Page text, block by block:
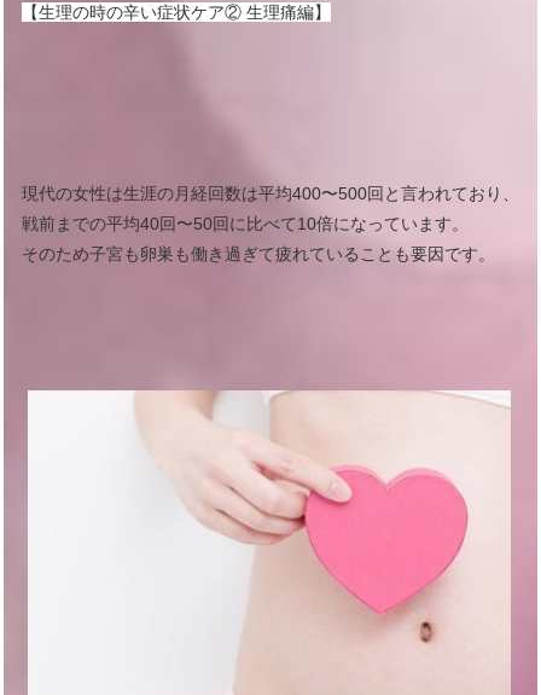
【生理の時の辛い症状ケア② 生理痛編】
現代の女性は生涯の月経回数は平均400〜500回と言われており、
戦前までの平均40回〜50回に比べて10倍になっています。
そのため子宮も卵巣も働き過ぎて疲れていることも要因です。